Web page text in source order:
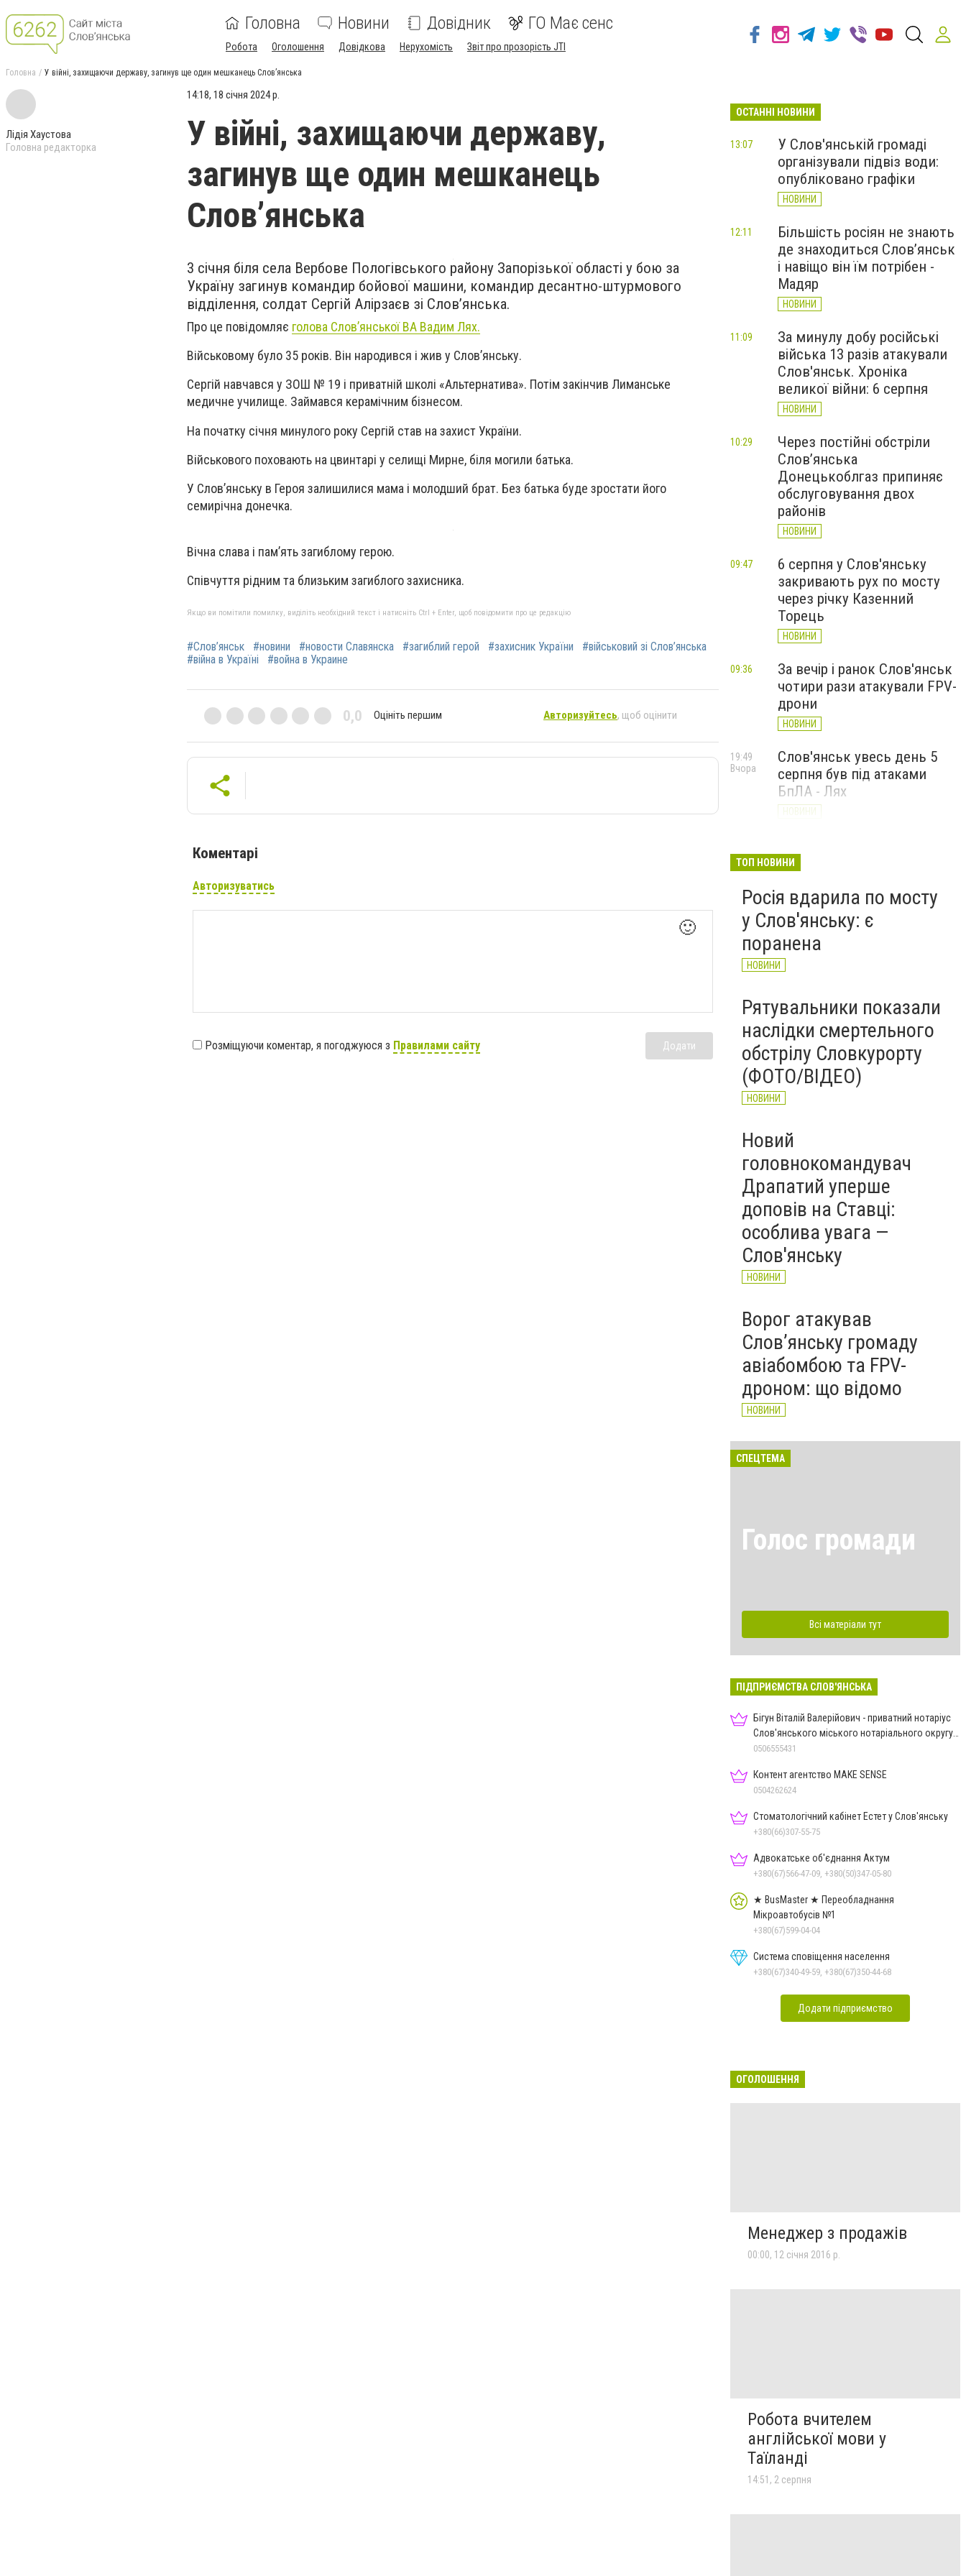
Головна Новини Довідник ГО Має сенс
Робота Оголошення Довідкова Нерухомість Звіт про прозорість JTI
Головна У війні, захищаючи державу, загинув ще один мешканець Слов’янська
Лідія Хаустова
Головна редакторка
14:18, 18 січня 2024 р.
У війні, захищаючи державу,
загинув ще один мешканець
Слов’янська
3 січня біля села Вербове Пологівського району Запорізької області у бою за
Україну загинув командир бойової машини, командир десантно-штурмового
відділення, солдат Сергій Алірзаєв зі Слов’янська.
Про це повідомляє голова Слов’янської ВА Вадим Лях.
Військовому було 35 років. Він народився і жив у Словʼянську.
Сергій навчався у ЗОШ № 19 і приватній школі «Альтернатива». Потім закінчив Лиманське
медичне училище. Займався керамічним бізнесом.
На початку січня минулого року Сергій став на захист України.
Військового поховають на цвинтарі у селищі Мирне, біля могили батька.
У Словʼянську в Героя залишилися мама і молодший брат. Без батька буде зростати його
семирічна донечка.
Вічна слава і пам’ять загиблому герою.
Співчуття рідним та близьким загиблого захисника.
Якщо ви помітили помилку, виділіть необхідний текст і натисніть Ctrl + Enter, щоб повідомити про це редакцію
#Слов’янськ #новини #новости Славянска #загиблий герой #захисник України
#військовий зі Слов’янська
#війна в Україні
#война в Украине
0,0 Оцініть першим Авторизуйтесь, щоб оцінити
Коментарі
Авторизуватись
🙂
Розміщуючи коментар, я погоджуюся з Правилами сайту Додати
ОСТАННІ НОВИНИ
У Слов'янській громаді
організували підвіз води:
опубліковано графіки
НОВИНИ
13:07
Більшість росіян не знають
де знаходиться Слов’янськ
і навіщо він їм потрібен -
Мадяр
НОВИНИ
12:11
За минулу добу російські
війська 13 разів атакували
Слов'янськ. Хроніка
великої війни: 6 серпня
НОВИНИ
11:09
Через постійні обстріли
Слов’янська
Донецькоблгаз припиняє
обслуговування двох
районів
НОВИНИ
10:29
6 серпня у Слов'янську
закривають рух по мосту
через річку Казенний
Торець
НОВИНИ
09:47
За вечір і ранок Слов'янськ
чотири рази атакували FPV-
дрони
НОВИНИ
09:36
Слов'янськ увесь день 5
серпня був під атаками
БпЛА - Лях
НОВИНИ
19:49
Вчора
БПЛа влучив у
центрі міста (ФОТО)
НОВИНИ
Вчора
ТОП НОВИНИ
Росія вдарила по мосту
у Слов'янську: є
поранена
НОВИНИ
Рятувальники показали
наслідки смертельного
обстрілу Словкурорту
(ФОТО/ВІДЕО)
НОВИНИ
Новий
головнокомандувач
Драпатий уперше
доповів на Ставці:
особлива увага —
Слов'янську
НОВИНИ
Ворог атакував
Слов’янську громаду
авіабомбою та FPV-
дроном: що відомо
НОВИНИ
СПЕЦТЕМА
Голос громади
Всі матеріали тут
ПІДПРИЄМСТВА СЛОВ'ЯНСЬКА
Бігун Віталій Валерійович - приватний нотаріус
Слов'янського міського нотаріального округу
Дон.обл.
0506555431
Контент агентство MAKE SENSE
0504262624
Стоматологічний кабінет Естет у Слов'янську
+380(66)307-55-75
Адвокатське об'єднання Актум
+380(67)566-47-09, +380(50)347-05-80
★ BusMaster ★ Переобладнання
Мікроавтобусів №1
+380(67)599-04-04
Система сповіщення населення
+380(67)340-49-59, +380(67)350-44-68
Додати підприємство
ОГОЛОШЕННЯ
Менеджер з продажів
00:00, 12 січня 2016 р.
Робота вчителем
англійської мови у
Таїланді
14:51, 2 серпня